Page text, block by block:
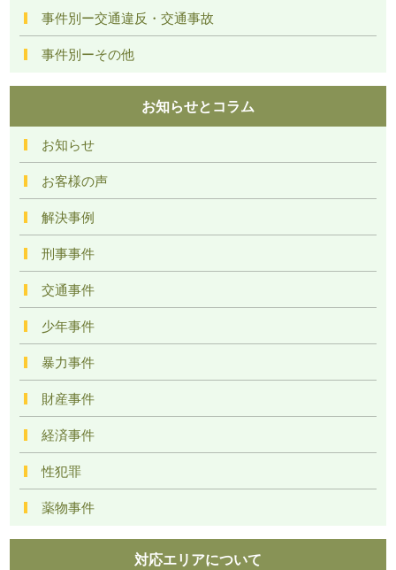
事件別ー交通違反・交通事故
事件別ーその他
お知らせとコラム
お知らせ
お客様の声
解決事例
刑事事件
交通事件
少年事件
暴力事件
財産事件
経済事件
性犯罪
薬物事件
対応エリアについて